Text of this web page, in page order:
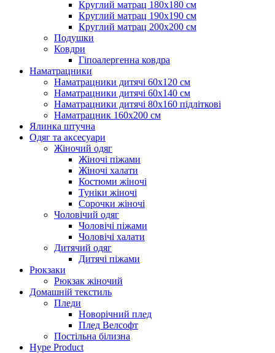
Круглий матрац 180х180 см
Круглий матрац 190х190 см
Круглий матрац 200х200 см
Подушки
Ковдри
Гіпоалергенна ковдра
Наматрацники
Наматрацники дитячі 60х120 см
Наматрацники дитячі 60х140 см
Наматрацники дитячі 80х160 підліткові
Наматрацник 160х200 см
Ялинка штучна
Одяг та аксесуари
Жіночий одяг
Жіночі піжами
Жіночі халати
Костюми жіночі
Туніки жіночі
Сорочки жіночі
Чоловічий одяг
Чоловічі піжами
Чоловічі халати
Дитячий одяг
Дитячі піжами
Рюкзаки
Рюкзак жіночий
Домашній текстиль
Пледи
Новорічний плед
Плед Велсофт
Постільна білизна
Hype Product